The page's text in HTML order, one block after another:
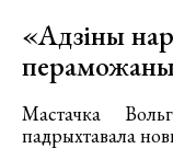
«Адзіны
Мастачка
падрыхтавала